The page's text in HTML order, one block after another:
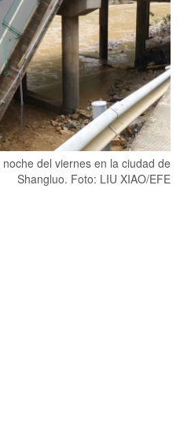
del viernes en la ciudad de
Shangluo. Foto: LIU XIAO/EFE